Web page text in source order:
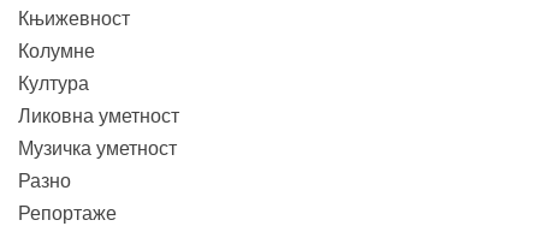
Књижевност
Колумне
Култура
Ликовна уметност
Музичка уметност
Разно
Репортаже